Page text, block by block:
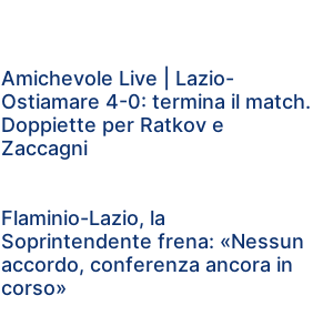
Amichevole Live | Lazio-
Ostiamare 4-0: termina il match.
Doppiette per Ratkov e
Zaccagni
Flaminio-Lazio, la
Soprintendente frena: «Nessun
accordo, conferenza ancora in
corso»